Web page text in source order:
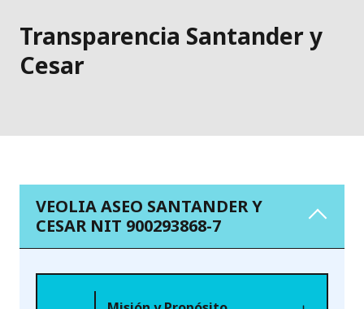
Transparencia Santander y
Cesar
VEOLIA ASEO SANTANDER Y
CESAR NIT 900293868-7